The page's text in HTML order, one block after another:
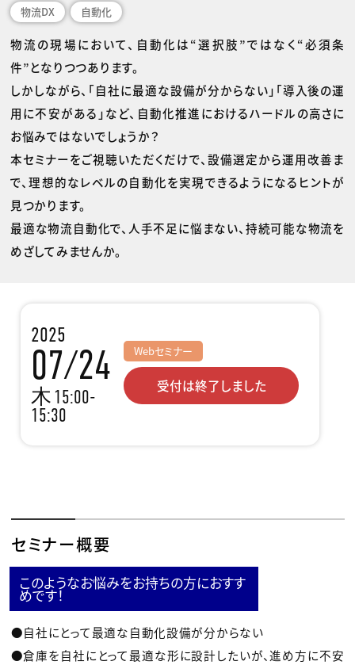
物流DX 自動化
物流の現場において、自動化は“選択肢”ではなく“必須条
件”となりつつあります。
しかしながら、「自社に最適な設備が分からない」「導入後の運
用に不安がある」など、自動化推進におけるハードルの高さに
お悩みではないでしょうか？
本セミナーをご視聴いただくだけで、設備選定から運用改善ま
で、理想的なレベルの自動化を実現できるようになるヒントが
見つかります。
最適な物流自動化で、人手不足に悩まない、持続可能な物流を
めざしてみませんか。
2025
07/24
木15:00-
15:30
Webセミナー
受付は終了しました
セミナー概要
このようなお悩みをお持ちの方におすす
めです！
●自社にとって最適な自動化設備が分からない
●倉庫を自社にとって最適な形に設計したいが、進め方に不安